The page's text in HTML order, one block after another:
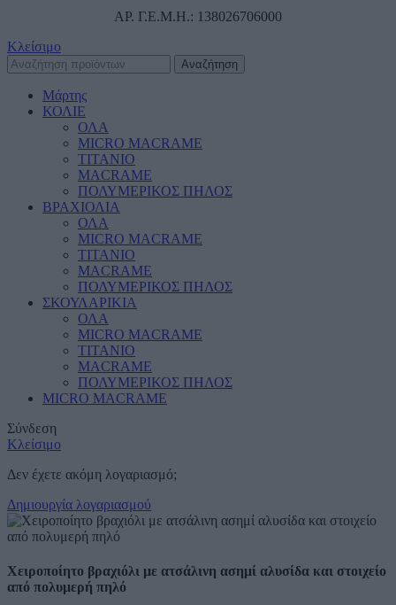
ΑΡ. Γ.Ε.Μ.Η.: 138026706000
Κλείσιμο
Αναζήτηση
Μάρτης
ΚΟΛΙΕ
ΟΛΑ
MICRO MACRAME
ΤΙΤΑΝΙΟ
MACRAME
ΠΟΛΥΜΕΡΙΚΟΣ ΠΗΛΟΣ
ΒΡΑΧΙΟΛΙΑ
ΟΛΑ
MICRO MACRAME
ΤΙΤΑΝΙΟ
MACRAME
ΠΟΛΥΜΕΡΙΚΟΣ ΠΗΛΟΣ
ΣΚΟΥΛΑΡΙΚΙΑ
ΟΛΑ
MICRO MACRAME
ΤΙΤΑΝΙΟ
MACRAME
ΠΟΛΥΜΕΡΙΚΟΣ ΠΗΛΟΣ
MICRO MACRAME
Σύνδεση
Κλείσιμο
Δεν έχετε ακόμη λογαριασμό;
Δημιουργία λογαριασμού
Χειροποίητο βραχιόλι με ατσάλινη ασημί αλυσίδα και στοιχείο
από πολυμερή πηλό